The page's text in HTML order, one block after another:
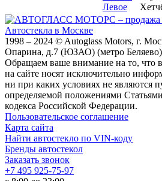
Левое
Автостекла в Москве
1998 – 2024 © Autoglass Motors, г.
Опарина, д.7 (ЮЗАО) (метро
Обращаем ваше внимание на то, что
на сайте носят исключительно
ни при каких условиях не являются
определяемой положениями
кодекса Российской Федерации.
Пользовательское соглашение
Карта сайта
Найти автостекло по VIN-коду
Бренды автостекол
Заказать звонок
+7 495 925-75-97